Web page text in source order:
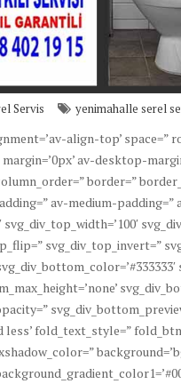
Servis yenimahalle serel
align-top’ space=”
av-desktop-
border=”
av-medium-
svg_div_top_invert=”
less’ fold_text_style=”